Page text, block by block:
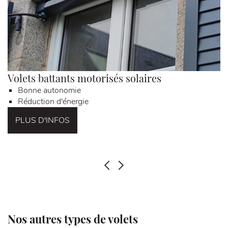
Volets battants motorisés solaires
Bonne autonomie
Réduction d'énergie
PLUS D'INFOS
PRÉCÉDENT
SUIVANT
Nos autres types de volets